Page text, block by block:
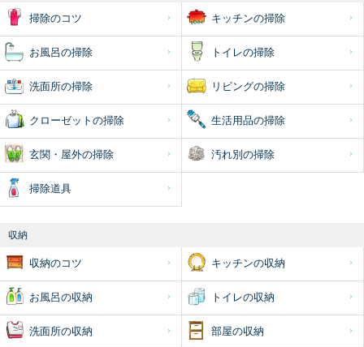
掃除のコツ キッチンの掃除
お風呂の掃除 トイレの掃除
洗面所の掃除 リビングの掃除
クローゼットの掃除 生活用品の掃除
玄関・屋外の掃除 汚れ別の掃除
掃除道具
収納
収納のコツ キッチンの収納
お風呂の収納 トイレの収納
洗面所の収納 部屋の収納